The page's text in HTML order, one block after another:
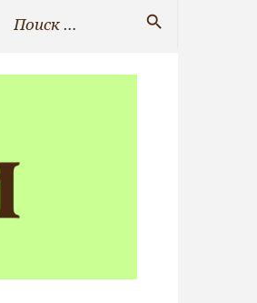
search